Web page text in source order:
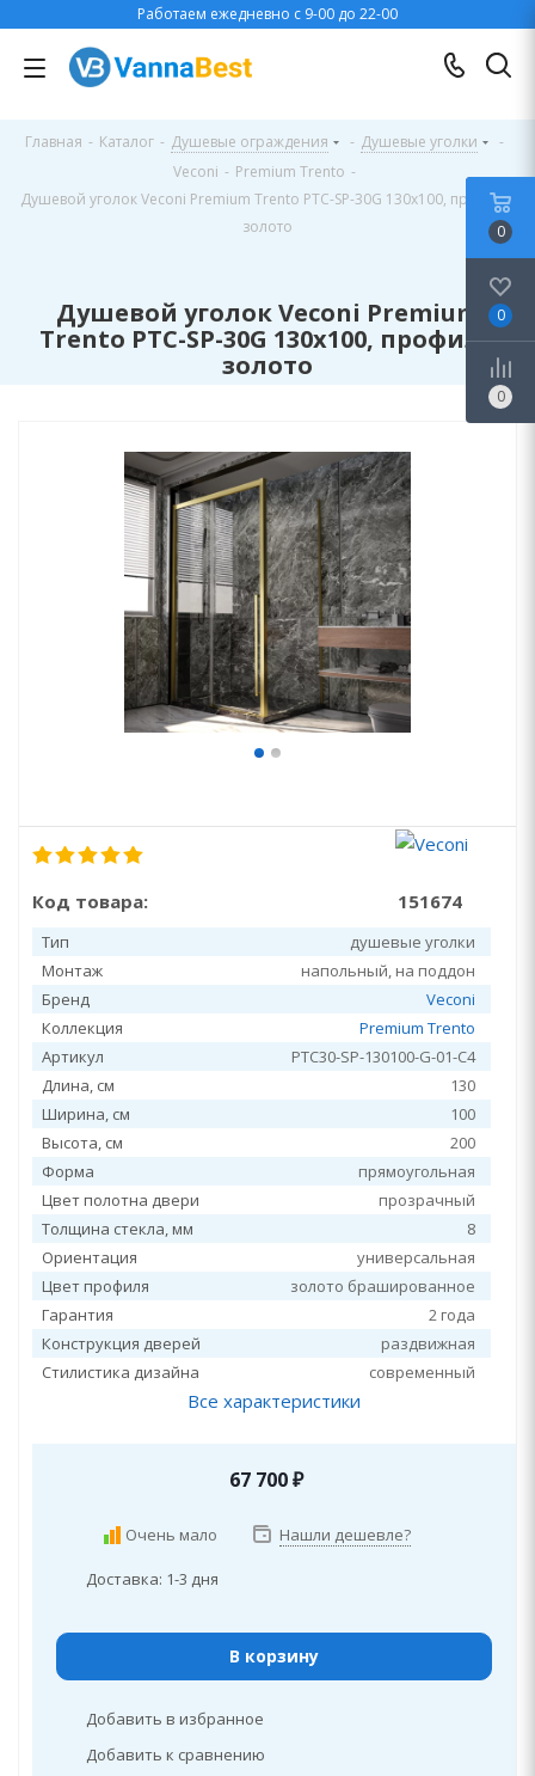
Работаем ежедневно с 9-00 до 22-00
Главная - Каталог - Душевые ограждения - Душевые уголки
-
Veconi - Premium Trento -
Душевой уголок Veconi Premium Trento PTC-SP-30G 130x100, профиль
золото
Душевой уголок Veconi Premium
Trento PTC-SP-30G 130x100, профиль
золото
Код товара: 151674
Тип
душевые уголки
Монтаж
напольный, на поддон
Бренд
Veconi
Коллекция
Premium Trento
Артикул
PTC30-SP-130100-G-01-C4
Длина, см
130
Ширина, см
100
Высота, см
200
Форма
прямоугольная
Цвет полотна двери
прозрачный
Толщина стекла, мм
8
Ориентация
универсальная
Цвет профиля
золото брашированное
Гарантия
2 года
Конструкция дверей
раздвижная
Стилистика дизайна
современный
Все характеристики
67 700₽
Очень мало Нашли дешевле?
Доставка: 1-3 дня
В корзину
Добавить в избранное
Добавить к сравнению
0
0
0